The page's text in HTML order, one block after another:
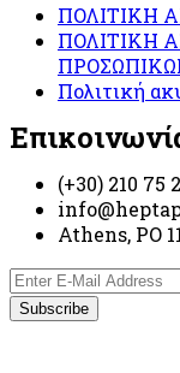
ΠΟΛΙΤΙΚΗ
ΠΟΛΙΤΙΚΗ
Πολιτική
(+30) 210 75
Athens, PO